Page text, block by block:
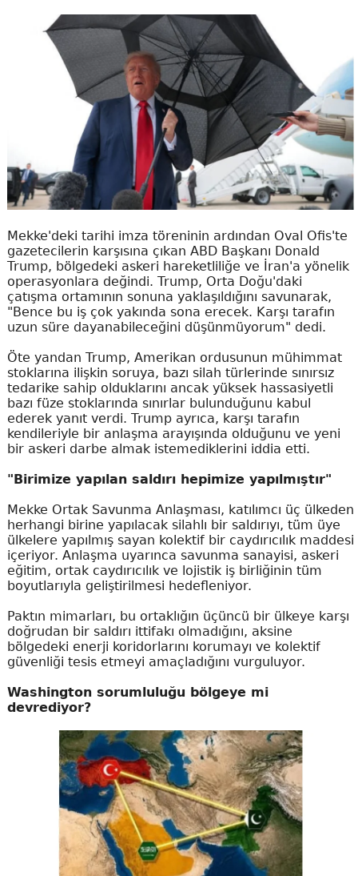
Mekke'deki tarihi imza töreninin ardından Oval Ofis'te
gazetecilerin karşısına çıkan ABD Başkanı Donald
Trump, bölgedeki askeri hareketliliğe ve İran'a yönelik
operasyonlara değindi. Trump, Orta Doğu'daki
çatışma ortamının sonuna yaklaşıldığını savunarak,
"Bence bu iş çok yakında sona erecek. Karşı tarafın
uzun süre dayanabileceğini düşünmüyorum" dedi.
Öte yandan Trump, Amerikan ordusunun mühimmat
stoklarına ilişkin soruya, bazı silah türlerinde sınırsız
tedarike sahip olduklarını ancak yüksek hassasiyetli
bazı füze stoklarında sınırlar bulunduğunu kabul
ederek yanıt verdi. Trump ayrıca, karşı tarafın
kendileriyle bir anlaşma arayışında olduğunu ve yeni
bir askeri darbe almak istemediklerini iddia etti.
"Birimize yapılan saldırı hepimize yapılmıştır"
Mekke Ortak Savunma Anlaşması, katılımcı üç ülkeden
herhangi birine yapılacak silahlı bir saldırıyı, tüm üye
ülkelere yapılmış sayan kolektif bir caydırıcılık maddesi
içeriyor. Anlaşma uyarınca savunma sanayisi, askeri
eğitim, ortak caydırıcılık ve lojistik iş birliğinin tüm
boyutlarıyla geliştirilmesi hedefleniyor.
Paktın mimarları, bu ortaklığın üçüncü bir ülkeye karşı
doğrudan bir saldırı ittifakı olmadığını, aksine
bölgedeki enerji koridorlarını korumayı ve kolektif
güvenliği tesis etmeyi amaçladığını vurguluyor.
Washington sorumluluğu bölgeye mi
devrediyor?